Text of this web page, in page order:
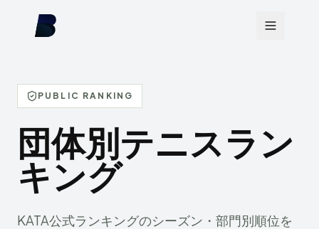
PUBLIC RANKING
団体別テニスラン
キング
KATA公式ランキングのシーズン・部門別順位を